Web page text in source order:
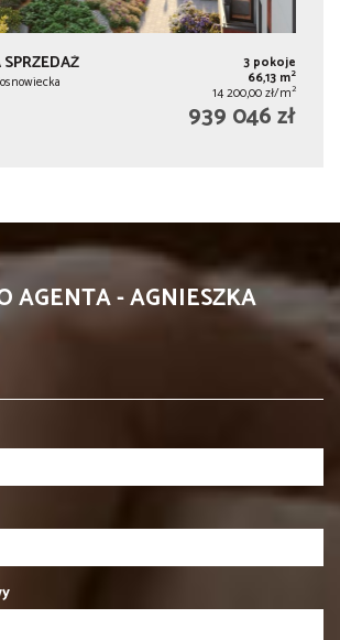
3 pokoje
66,13 m2
14 200,00 zł/m2
939 046 zł
AGENTA - AGNIESZKA